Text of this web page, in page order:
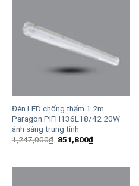
Đèn LED chống thấm 1.2m
Paragon PIFH136L18/42 20W
ánh sáng trung tính
1,247,000₫ Giá
851,800₫Giá
hiện
851,800₫.